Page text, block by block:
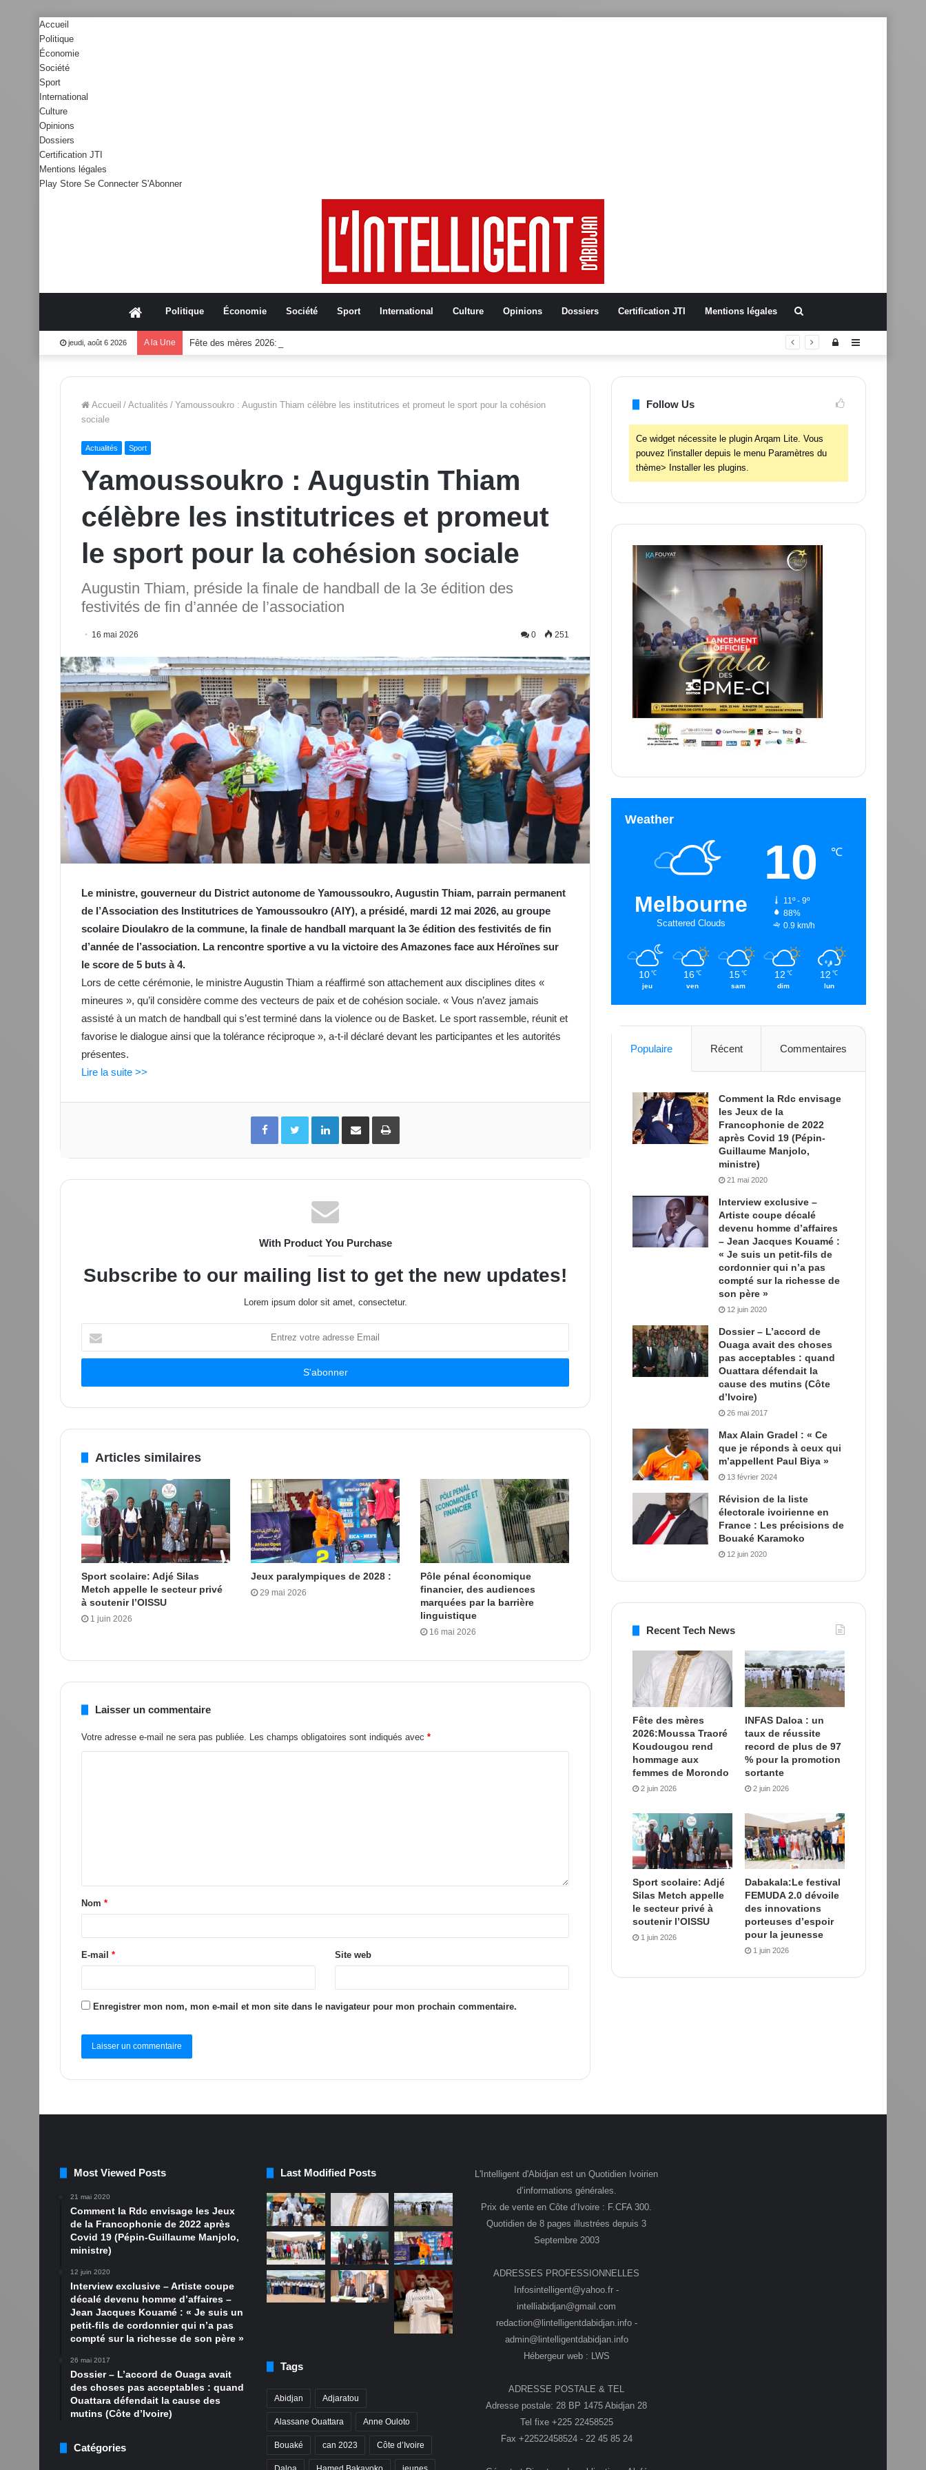
Accueil
Politique
Économie
Société
Sport
International
Culture
Opinions
Dossiers
Certification JTI
Mentions légales
Play Store Se Connecter S'Abonner
AccueilPolitique Économie Société Sport International Culture Opinions Dossiers Certification JTI Mentions légales
jeudi, août 6 2026 A la Une Fête des mères 2026:Moussa Traoré Koudougou rend hommage aux femmes de Morondo Sidebar
Connexion
Accueil / Actualités / Yamoussoukro : Augustin Thiam célèbre les institutrices et promeut le sport pour la cohésion
sociale
Actualités Sport
Yamoussoukro : Augustin Thiam
célèbre les institutrices et promeut
le sport pour la cohésion sociale
Augustin Thiam, préside la finale de handball de la 3e édition des
festivités de fin d’année de l’association
16 mai 2026 0 251
Le ministre, gouverneur du District autonome de Yamoussoukro, Augustin Thiam, parrain permanent
de l’Association des Institutrices de Yamoussoukro (AIY), a présidé, mardi 12 mai 2026, au groupe
scolaire Dioulakro de la commune, la finale de handball marquant la 3e édition des festivités de fin
d’année de l’association. La rencontre sportive a vu la victoire des Amazones face aux Héroïnes sur
le score de 5 buts à 4.
Lors de cette cérémonie, le ministre Augustin Thiam a réaffirmé son attachement aux disciplines dites «
mineures », qu’il considère comme des vecteurs de paix et de cohésion sociale. « Vous n’avez jamais
assisté à un match de handball qui s’est terminé dans la violence ou de Basket. Le sport rassemble, réunit et
favorise le dialogue ainsi que la tolérance réciproque », a-t-il déclaré devant les participantes et les autorités
présentes.
Lire la suite >>
FacebookTwitter LinkedinPartager par email Imprimer
With Product You Purchase
Subscribe to our mailing list to get the new updates!
Lorem ipsum dolor sit amet, consectetur.
votre
adresse
Articles similaires
Sport scolaire: Adjé Silas
Metch appelle le secteur privé
à soutenir l’OISSU
1 juin 2026
Jeux paralympiques de 2028 :
29 mai 2026
Pôle pénal économique
financier, des audiences
marquées par la barrière
linguistique
16 mai 2026
Laisser un commentaire
Votre adresse e-mail ne sera pas publiée. Les champs obligatoires sont indiqués avec *
Nom *
E-mail * Site web
Enregistrer mon nom, mon e-mail et mon site dans le navigateur pour mon prochain commentaire.
Follow Us
Ce widget nécessite le plugin Arqam Lite. Vous
pouvez l'installer depuis le menu Paramètres du
thème> Installer les plugins.
Weather
Melbourne
Scattered Clouds
10 ℃
11º - 9º
88%
0.9 km/h
10 ℃
jeu
16 ℃
ven
15 ℃
sam
12 ℃
dim
12 ℃
lun
Populaire Récent Commentaires
Comment la Rdc envisage
les Jeux de la
Francophonie de 2022
après Covid 19 (Pépin-
Guillaume Manjolo,
ministre)
21 mai 2020
Interview exclusive –
Artiste coupe décalé
devenu homme d’affaires
– Jean Jacques Kouamé :
« Je suis un petit-fils de
cordonnier qui n’a pas
compté sur la richesse de
son père »
12 juin 2020
Dossier – L’accord de
Ouaga avait des choses
pas acceptables : quand
Ouattara défendait la
cause des mutins (Côte
d’Ivoire)
26 mai 2017
Max Alain Gradel : « Ce
que je réponds à ceux qui
m’appellent Paul Biya »
13 février 2024
Révision de la liste
électorale ivoirienne en
France : Les précisions de
Bouaké Karamoko
12 juin 2020
Recent Tech News
Fête des mères
2026:Moussa Traoré
Koudougou rend
hommage aux
femmes de Morondo
2 juin 2026
INFAS Daloa : un
taux de réussite
record de plus de 97
% pour la promotion
sortante
2 juin 2026
Sport scolaire: Adjé
Silas Metch appelle
le secteur privé à
soutenir l’OISSU
1 juin 2026
Dabakala:Le festival
FEMUDA 2.0 dévoile
des innovations
porteuses d’espoir
pour la jeunesse
1 juin 2026
Most Viewed Posts
21 mai 2020
Comment la Rdc envisage les Jeux
de la Francophonie de 2022 après
Covid 19 (Pépin-Guillaume Manjolo,
ministre)
12 juin 2020
Interview exclusive – Artiste coupe
décalé devenu homme d’affaires –
Jean Jacques Kouamé : « Je suis un
petit-fils de cordonnier qui n’a pas
compté sur la richesse de son père »
26 mai 2017
Dossier – L’accord de Ouaga avait
des choses pas acceptables : quand
Ouattara défendait la cause des
mutins (Côte d’Ivoire)
Catégories
Last Modified Posts
Tags
Abidjan Adjaratou
Alassane Ouattara Anne Ouloto
Bouaké can 2023 Côte d’Ivoire
L'Intelligent d'Abidjan est un Quotidien Ivoirien
d’informations générales.
Prix de vente en Côte d’Ivoire : F.CFA 300.
Quotidien de 8 pages illustrées depuis 3
Septembre 2003
ADRESSES PROFESSIONNELLES
Infosintelligent@yahoo.fr -
intelliabidjan@gmail.com
redaction@lintelligentdabidjan.info -
admin@lintelligentdabidjan.info
Hébergeur web : LWS
ADRESSE POSTALE & TEL
Adresse postale: 28 BP 1475 Abidjan 28
Tel fixe +225 22458525
Fax +22522458524 - 22 45 85 24